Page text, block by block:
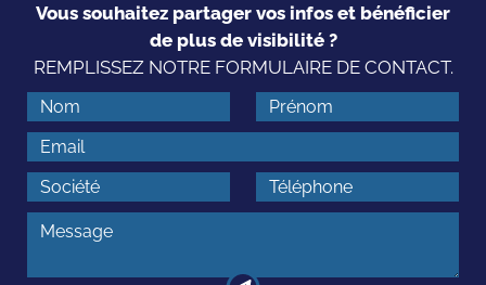
Vous souhaitez partager vos infos et bénéficier
de plus de visibilité ?
REMPLISSEZ NOTRE FORMULAIRE DE CONTACT.